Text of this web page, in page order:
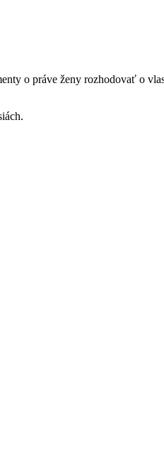
o práve ženy rozhodovať o